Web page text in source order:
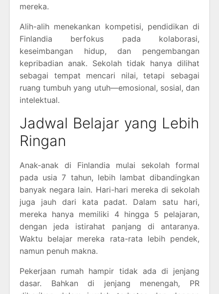
mereka.
Alih-alih menekankan kompetisi, pendidikan di
Finlandia berfokus pada kolaborasi,
keseimbangan hidup, dan pengembangan
kepribadian anak. Sekolah tidak hanya dilihat
sebagai tempat mencari nilai, tetapi sebagai
ruang tumbuh yang utuh—emosional, sosial, dan
intelektual.
Jadwal Belajar yang Lebih
Ringan
Anak-anak di Finlandia mulai sekolah formal
pada usia 7 tahun, lebih lambat dibandingkan
banyak negara lain. Hari-hari mereka di sekolah
juga jauh dari kata padat. Dalam satu hari,
mereka hanya memiliki 4 hingga 5 pelajaran,
dengan jeda istirahat panjang di antaranya.
Waktu belajar mereka rata-rata lebih pendek,
namun penuh makna.
Pekerjaan rumah hampir tidak ada di jenjang
dasar. Bahkan di jenjang menengah, PR